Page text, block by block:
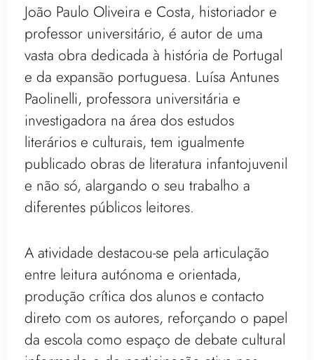
João Paulo Oliveira e Costa, historiador e
professor universitário, é autor de uma
vasta obra dedicada à história de Portugal
e da expansão portuguesa. Luísa Antunes
Paolinelli, professora universitária e
investigadora na área dos estudos
literários e culturais, tem igualmente
publicado obras de literatura infantojuvenil
e não só, alargando o seu trabalho a
diferentes públicos leitores.
A atividade destacou-se pela articulação
entre leitura autónoma e orientada,
produção crítica dos alunos e contacto
direto com os autores, reforçando o papel
da escola como espaço de debate cultural